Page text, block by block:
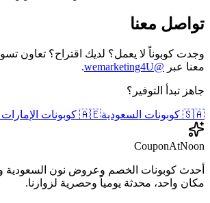
تواصل معنا
وجدت كوبوناً لا يعمل؟ لديك اقتراح؟ تعاون
معنا عبر @wemarketing4U
.
جاهز تبدأ التوفير؟
🇸🇦 كوبونات السعودية 🇦🇪 كوبونات الإمارات
CouponAtNoon
أحدث كوبونات الخصم وعروض نون السعودية
مكان واحد، محدثة يومياً وحصرية لزوارنا.